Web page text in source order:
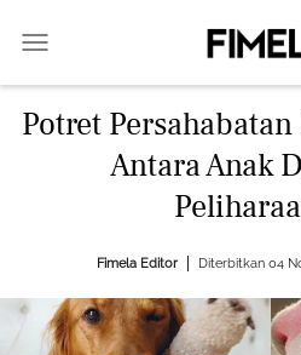
Potret
Antara Anak
Fimela Editor Diterbitkan 04